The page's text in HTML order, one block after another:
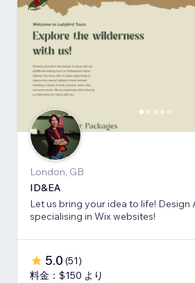
London, GB
ID&EA
Let us bring your idea to life! Design
specialising in Wix websites!
5.0 (51)
料金：$150 より